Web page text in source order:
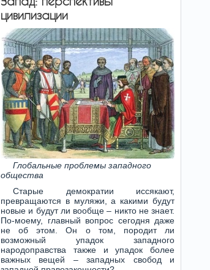
цивилизации
Глобальные проблемы западного
общества
Старые демократии иссякают,
превращаются в муляжи, а какими будут
новые и будут ли вообще – никто не знает.
По-моему, главный вопрос сегодня даже
не об этом. Он о том, породит ли
возможный упадок западного
народоправства также и упадок более
важных вещей – западных свобод и